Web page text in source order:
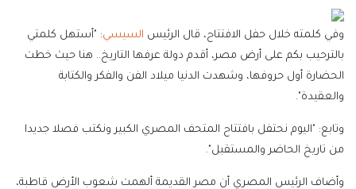
وفي كلمته خلال حفل الافتتاح، قال الرئيس السيسي: "أستهل كلمتي
بالترحيب بكم على أرض مصر، أقدم دولة عرفها التاريخ.. هنا حيث خطت
الحضارة أول حروفها، وشهدت الدنيا ميلاد الفن والفكر والكتابة
والعقيدة".
وتابع: "اليوم نحتفل بافتتاح المتحف المصري الكبير ونكتب فصلا جديدا
من تاريخ الحاضر والمستقبل".
وأضاف الرئيس المصري أن مصر القديمة ألهمت شعوب الأرض قاطبة،